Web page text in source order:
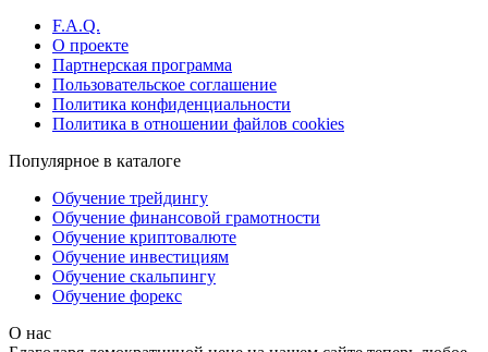
F.A.Q.
О проекте
Партнерская программа
Пользовательское соглашение
Политика конфиденциальности
Политика в отношении файлов cookies
Популярное в каталоге
Обучение трейдингу
Обучение финансовой грамотности
Обучение криптовалюте
Обучение инвестициям
Обучение скальпингу
Обучение форекс
О нас